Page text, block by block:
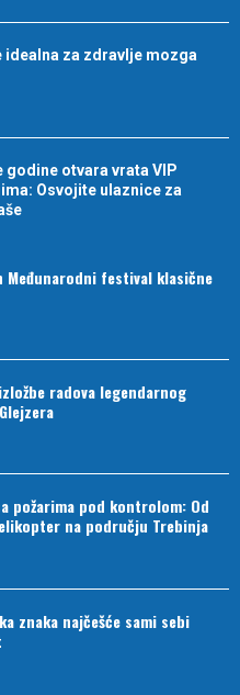
idealna za zdravlje mozga
godine otvara vrata VIP
Osvojite ulaznice za
Međunarodni festival klasične
radova legendarnog
požarima pod kontrolom: Od
na području Trebinja
znaka najčešće sami sebi